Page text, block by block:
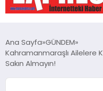
ANDIRIN
AFŞİN
Ana Sayfa GÜNDEM
Kahramanmaraşlı Ailelere
Sakın Almayın!